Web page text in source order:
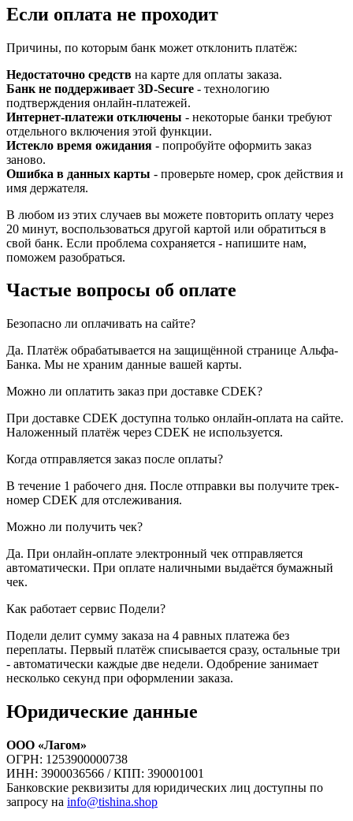
Если оплата не проходит
Причины, по которым банк может отклонить платёж:
Недостаточно средств на карте для оплаты заказа.
Банк не поддерживает 3D-Secure - технологию
подтверждения онлайн-платежей.
Интернет-платежи отключены - некоторые банки требуют
отдельного включения этой функции.
Истекло время ожидания - попробуйте оформить заказ
заново.
Ошибка в данных карты - проверьте номер, срок действия и
имя держателя.
В любом из этих случаев вы можете повторить оплату через
20 минут, воспользоваться другой картой или обратиться в
свой банк. Если проблема сохраняется - напишите нам,
поможем разобраться.
Частые вопросы об оплате
Безопасно ли оплачивать на сайте?
Да. Платёж обрабатывается на защищённой странице Альфа-
Банка. Мы не храним данные вашей карты.
Можно ли оплатить заказ при доставке CDEK?
При доставке CDEK доступна только онлайн-оплата на сайте.
Наложенный платёж через CDEK не используется.
Когда отправляется заказ после оплаты?
В течение 1 рабочего дня. После отправки вы получите трек-
номер CDEK для отслеживания.
Можно ли получить чек?
Да. При онлайн-оплате электронный чек отправляется
автоматически. При оплате наличными выдаётся бумажный
чек.
Как работает сервис Подели?
Подели делит сумму заказа на 4 равных платежа без
переплаты. Первый платёж списывается сразу, остальные три
- автоматически каждые две недели. Одобрение занимает
несколько секунд при оформлении заказа.
Юридические данные
ООО «Лагом»
ОГРН: 1253900000738
ИНН: 3900036566 / КПП: 390001001
Банковские реквизиты для юридических лиц доступны по
запросу на info@tishina.shop